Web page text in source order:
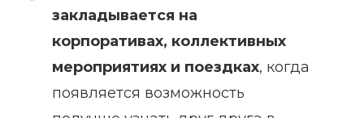
закладывается на
корпоративах, коллективных
мероприятиях и поездках, когда
появляется возможность